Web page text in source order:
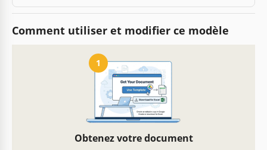
Comment utiliser et modifier ce modèle
1
Obtenez votre document